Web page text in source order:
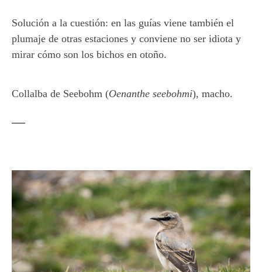
Solución a la cuestión: en las guías viene también el
plumaje de otras estaciones y conviene no ser idiota y
mirar cómo son los bichos en otoño.
Collalba de Seebohm (Oenanthe seebohmi), macho.